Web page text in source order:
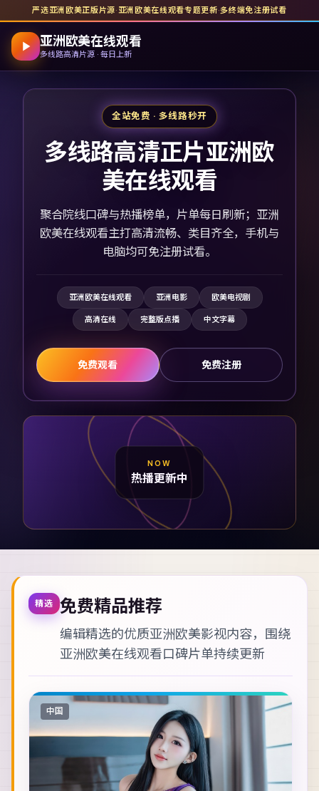
严选亚洲欧美正版片源· 亚洲欧美在线观看专题更新·多终端免注册试看
亚洲欧美在线观看
多线路高清片源 · 每日上新
全站免费 · 多线路秒开
多线路高清正片亚洲欧
美在线观看
聚合院线口碑与热播榜单，片单每日刷新；亚洲
欧美在线观看主打高清流畅、类目齐全，手机与
电脑均可免注册试看。
亚洲欧美在线观看 亚洲电影 欧美电视剧
高清在线 完整版点播 中文字幕
免费观看 免费注册
NOW
热播更新中
精选 免费精品推荐
编辑精选的优质亚洲欧美影视内容，围绕
亚洲欧美在线观看口碑片单持续更新
中国